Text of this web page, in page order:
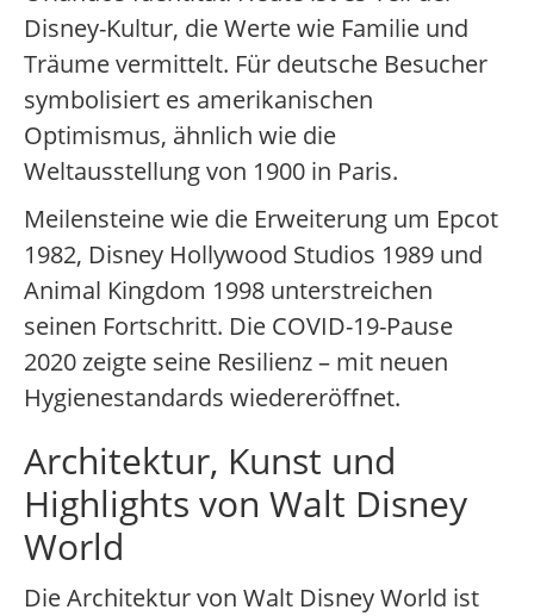
Disney-Kultur, die Werte wie Familie und
Träume vermittelt. Für deutsche Besucher
symbolisiert es amerikanischen
Optimismus, ähnlich wie die
Weltausstellung von 1900 in Paris.
Meilensteine wie die Erweiterung um Epcot
1982, Disney Hollywood Studios 1989 und
Animal Kingdom 1998 unterstreichen
seinen Fortschritt. Die COVID-19-Pause
2020 zeigte seine Resilienz – mit neuen
Hygienestandards wiedereröffnet.
Architektur, Kunst und
Highlights von Walt Disney
World
Die Architektur von Walt Disney World ist